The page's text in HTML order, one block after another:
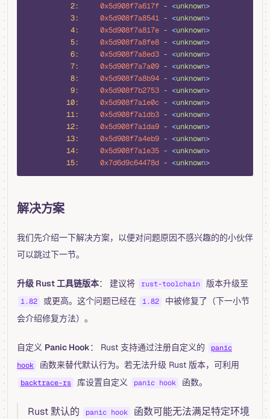
           2:
     0x5d908f7a617f
- <unknown>
           3:
     0x5d908f7a8541
- <unknown>
           4:
     0x5d908f7a817e
- <unknown>
           5:
     0x5d908f7a8fe8
- <unknown>
           6:
     0x5d908f7a8ed3
- <unknown>
           7:
     0x5d908f7a7a09
- <unknown>
           8:
     0x5d908f7a8b94
- <unknown>
           9:
     0x5d908f7b2753
- <unknown>
          10:
     0x5d908f7a1e0c
- <unknown>
          11:
     0x5d908f7a1db3
- <unknown>
          12:
     0x5d908f7a1da9
- <unknown>
          13:
     0x5d908f7a4eb9
- <unknown>
          14:
     0x5d908f7a1e35
- <unknown>
          15:
     0x7d6d9c64478d
- <unknown>
解决方案
我们先介绍一下解决方案，以便对问题原因不感兴趣的的小伙伴
可以跳过下一节。
升级 Rust 工具链版本： 建议将 rust-toolchain 版本升级至
1.82 或更高。这个问题已经在 1.82
中被修复了（下一小节
会介绍修复方法）。
自定义 Panic Hook： Rust 支持通过注册自定义的
panic
hook
函数来替代默认行为。若无法升级 Rust 版本，可利用
backtrace-rs 库设置自定义 panic hook 函数。
Rust 默认的 panic hook
函数可能无法满足特定环境